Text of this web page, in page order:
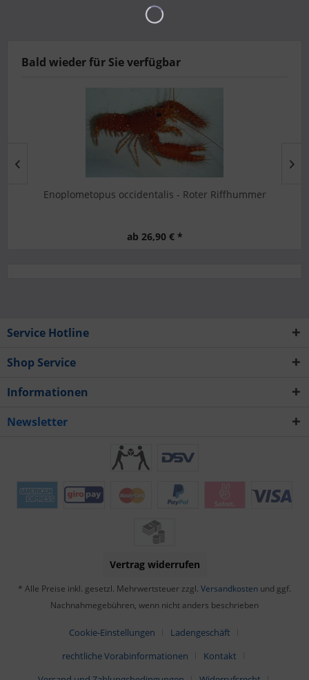
Bald wieder für Sie verfügbar
Enoplometopus occidentalis - Roter Riffhummer
ab 26,90 € *
Service Hotline
Shop Service
Informationen
Newsletter
Vertrag widerrufen
* Alle Preise inkl. gesetzl. Mehrwertsteuer zzgl. Versandkosten und ggf.
Nachnahmegebühren, wenn nicht anders beschrieben
Cookie-Einstellungen
Ladengeschäft
rechtliche Vorabinformationen
Kontakt